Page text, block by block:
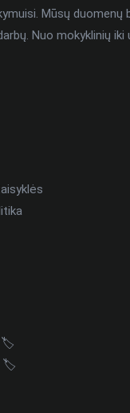
Mūsų duomenų
Nuo mokyklinių iki
🏷️
🏷️